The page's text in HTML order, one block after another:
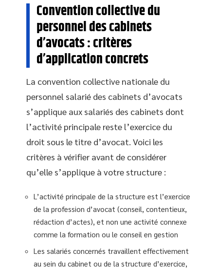
Convention collective du
personnel des cabinets
d’avocats : critères
d’application concrets
La convention collective nationale du
personnel salarié des cabinets d’avocats
s’applique aux salariés des cabinets dont
l’activité principale reste l’exercice du
droit sous le titre d’avocat. Voici les
critères à vérifier avant de considérer
qu’elle s’applique à votre structure :
L’activité principale de la structure est l’exercice
de la profession d’avocat (conseil, contentieux,
rédaction d’actes), et non une activité connexe
comme la formation ou le conseil en gestion
Les salariés concernés travaillent effectivement
au sein du cabinet ou de la structure d’exercice,